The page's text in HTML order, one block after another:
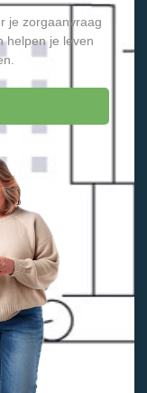
je zorgaanvraag
helpen je leven